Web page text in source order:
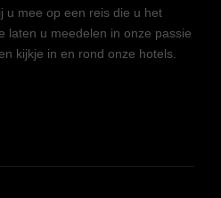
u mee op een reis die u het
laten u meedelen in onze passie
kijkje in en rond onze hotels.